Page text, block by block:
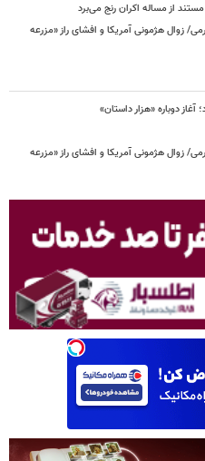
از مساله اکران رنج می‌برد
هژمونی آمریکا و افشای راز «مزرعه
هژمونی آمریکا و افشای راز «مزرعه